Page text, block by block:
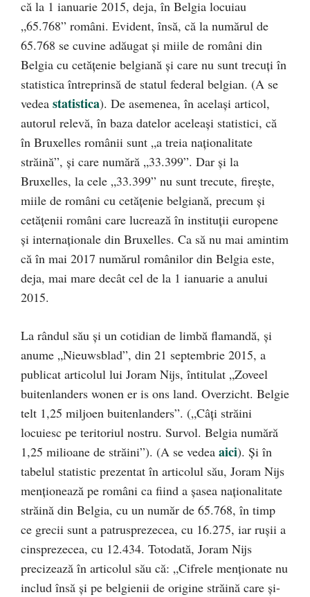
că la 1 ianuarie 2015, deja, în Belgia locuiau
„65.768” români. Evident, însă, că la numărul de
65.768 se cuvine adăugat și miile de români din
Belgia cu cetățenie belgiană și care nu sunt trecuți în
statistica întreprinsă de statul federal belgian. (A se
vedea statistica). De asemenea, în același articol,
autorul relevă, în baza datelor aceleași statistici, că
în Bruxelles românii sunt „a treia naționalitate
străină”, și care numără „33.399”. Dar și la
Bruxelles, la cele „33.399” nu sunt trecute, firește,
miile de români cu cetățenie belgiană, precum și
cetățenii români care lucrează în instituții europene
și internaționale din Bruxelles. Ca să nu mai amintim
că în mai 2017 numărul românilor din Belgia este,
deja, mai mare decât cel de la 1 ianuarie a anului
2015.
La rândul său și un cotidian de limbă flamandă, și
anume „Nieuwsblad”, din 21 septembrie 2015, a
publicat articolul lui Joram Nijs, întitulat „Zoveel
buitenlanders wonen er is ons land. Overzicht. Belgie
telt 1,25 miljoen buitenlanders”. („Câți străini
locuiesc pe teritoriul nostru. Survol. Belgia numără
1,25 milioane de străini”). (A se vedea aici). Și în
tabelul statistic prezentat în articolul său, Joram Nijs
menționează pe români ca fiind a șasea naționalitate
străină din Belgia, cu un număr de 65.768, în timp
ce grecii sunt a patrusprezecea, cu 16.275, iar rușii a
cinsprezecea, cu 12.434. Totodată, Joram Nijs
precizează în articolul său că: „Cifrele menționate nu
includ însă și pe belgienii de origine străină care și-